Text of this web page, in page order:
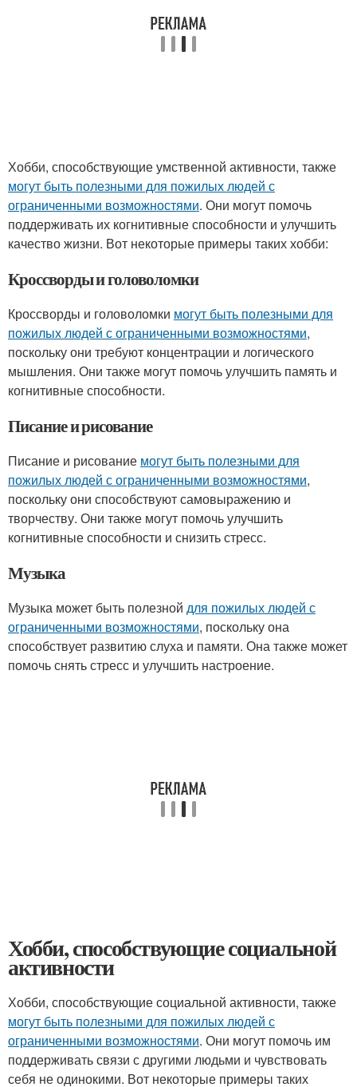
Хобби, способствующие умственной активности, также
могут быть полезными для пожилых людей с
ограниченными возможностями. Они могут помочь
поддерживать их когнитивные способности и улучшить
качество жизни. Вот некоторые примеры таких хобби:
Кроссворды и головоломки
Кроссворды и головоломки могут быть полезными для
пожилых людей с ограниченными возможностями,
поскольку они требуют концентрации и логического
мышления. Они также могут помочь улучшить память и
когнитивные способности.
Писание и рисование
Писание и рисование могут быть полезными для
пожилых людей с ограниченными возможностями,
поскольку они способствуют самовыражению и
творчеству. Они также могут помочь улучшить
когнитивные способности и снизить стресс.
Музыка
Музыка может быть полезной для пожилых людей с
ограниченными возможностями, поскольку она
способствует развитию слуха и памяти. Она также может
помочь снять стресс и улучшить настроение.
Хобби, способствующие социальной
активности
Хобби, способствующие социальной активности, также
могут быть полезными для пожилых людей с
ограниченными возможностями. Они могут помочь им
поддерживать связи с другими людьми и чувствовать
себя не одинокими. Вот некоторые примеры таких